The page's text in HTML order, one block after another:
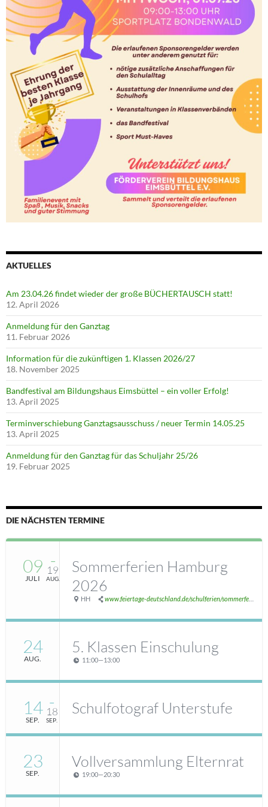
AKTUELLES
Am 23.04.26 findet wieder der große BÜCHERTAUSCH statt!
12. April 2026
Anmeldung für den Ganztag
11. Februar 2026
Information für die zukünftigen 1. Klassen 2026/27
18. November 2025
Bandfestival am Bildungshaus Eimsbüttel – ein voller Erfolg!
13. April 2025
Terminverschiebung Ganztagsausschuss / neuer Termin 14.05.25
13. April 2025
Anmeldung für den Ganztag für das Schuljahr 25/26
19. Februar 2025
DIE NÄCHSTEN TERMINE
09
JULI
–
19
AUG.
Sommerferien Hamburg
2026
HH www.feiertage-deutschland.de/schulferien/sommerferien/
24
AUG.
5. Klassen Einschulung
11:00—13:00
14
SEP.
–
18
SEP.
Schulfotograf Unterstufe
23
SEP.
Vollversammlung Elternrat
19:00—20:30